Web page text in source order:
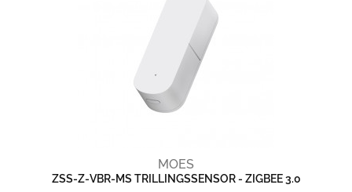
MOES
ZSS-Z-VBR-MS TRILLINGSSENSOR - ZIGBEE 3.0